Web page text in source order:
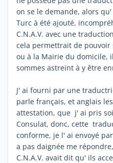
on se le demande, alors
Turc à été ajouté,
C.N.A.V. avec une
cela permettrait de pouvoir
ou à la Mairie du domicile,
sommes astreint à y être
J' ai fourni par une
parle français, et anglais
attestation, que j' ai pris
Consulat, donc, cette
conforme, je l' ai envoyé
a pas daignée me
C.N.A.V. avait dit qu' ils